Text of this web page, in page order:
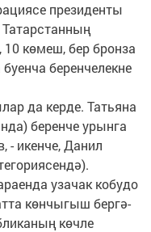
президенты
көмеш, бер бронза
беренчелекне
да керде. Татьяна
беренче урынга
- икенче, Данил
узачак кобудо
көнчыгыш бергә-
көчле